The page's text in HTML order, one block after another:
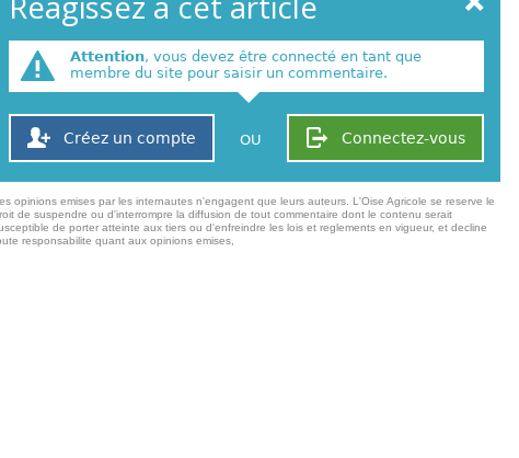
Attention, vous devez être connecté en tant que
membre du site pour saisir un commentaire.
Connectez-vous
Créez un compte OU
opinions emises par les internautes n'engagent que leurs auteurs. L'Oise Agricole se reserve le
de suspendre ou d'interrompre la diffusion de tout commentaire dont le contenu serait
de porter atteinte aux tiers ou d'enfreindre les lois et reglements en vigueur, et decline
responsabilite quant aux opinions emises,